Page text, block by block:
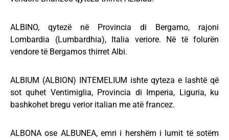
ALBINO, qytezë në Provincia di Bergamo, rajoni
Lombardia (Lumbardhia), Italia veriore. Në të folurën
vendore të Bergamos thirret Albi.
ALBIUM (ALBION) INTEMELIUM ishte qyteza e lashtë që
sot quhet Ventimiglia, Provincia di Imperia, Liguria, ku
bashkohet bregu verior italian me atë francez.
ALBONA ose ALBUNEA, emri i hershëm i lumit të sotëm